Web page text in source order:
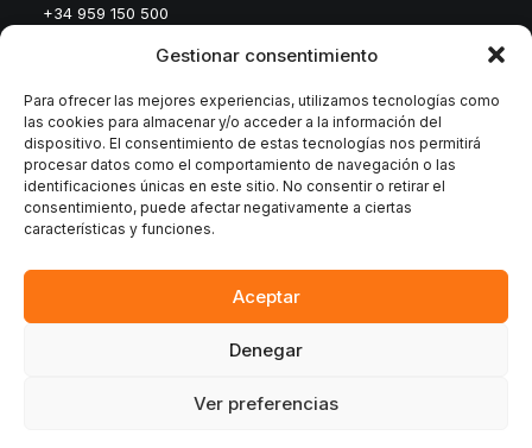
Gestionar consentimiento
Para ofrecer las mejores experiencias, utilizamos tecnologías como
las cookies para almacenar y/o acceder a la información del
dispositivo. El consentimiento de estas tecnologías nos permitirá
procesar datos como el comportamiento de navegación o las
identificaciones únicas en este sitio. No consentir o retirar el
consentimiento, puede afectar negativamente a ciertas
características y funciones.
Aceptar
Denegar
Ver preferencias
+34 959 150 500
© 2026 Antonio España.All rights reserved
© 2026 Antonio España. All rights reserved